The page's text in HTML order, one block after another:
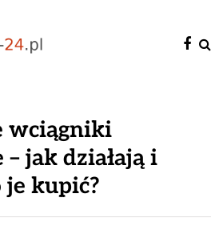
wciągniki
– jak działają i
kupić?